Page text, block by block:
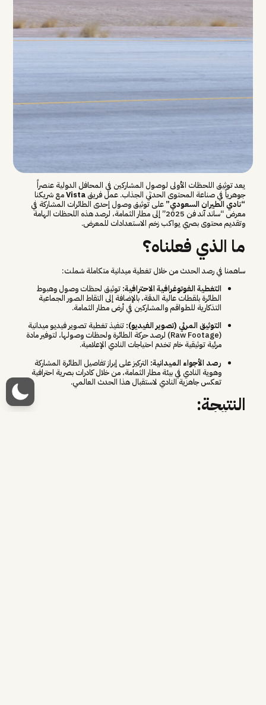
يعد توثيق اللحظات الأولى لوصول المشاركين في المحافل الدولية عنصراً
جوهرياً في صناعة المحتوى الحدثي الجذاب. عمل فريقVistaمع شريكنا
“نادي الطيران السعودي” على توثيق وصول إحدى الطائرات المشاركة في
معرض “ساند آند فن 2025” إلى مطار الثمامة، لرصد هذه اللحظات الهامة
وتقديم محتوى بصري يواكب زخم الاستعدادات للمعرض.
ما الذي فعلناه؟
ساهمنا في رصد الحدث من خلال تغطية ميدانية متكاملة شملت:
التغطية الفوتوغرافية الاحترافية: توثيق لحظات وصول وهبوط
الطائرة بلقطات عالية الدقة، بالإضافة إلى التقاط الصور الجماعية
التذكارية للطواقم والمشاركين في أرض مطار الثمامة.
التوثيق المرئي (تصوير الفيديو): تنفيذ تغطية تصوير فيديو ميدانية
(Raw Footage) لرصد حركة الطائرة ولحظات وصولها، لتوفير مادة
مرئية توثيقية خام تخدم احتياجات النادي الإعلامية.
رصد الأجواء الميدانية: التركيز على إبراز تفاصيل الطائرة المشاركة
وهوية النادي في بيئة مطار الثمامة، من خلال كادرات بصرية احترافية
تعكس جاهزية النادي لاستقبال هذا الحدث العالمي.
النتيجة: